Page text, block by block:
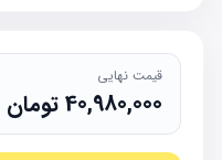
قیمت نهایی
40,980,000تومان